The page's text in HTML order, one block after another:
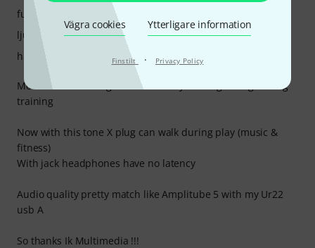
Vägra cookies Ytterligare information
Finstilt · Privacy Policy
Most beautiful thing is before always boring sitting during
training
Now with this tone X plug can walk during play (music &
fitness)
With jack headphones have no latency
Audio quality pretty match like Amplitube 5 with my Ur22
usb A
So thanks Ik Multimedia !!!
funktioner
ljud
hantverkskvalitet